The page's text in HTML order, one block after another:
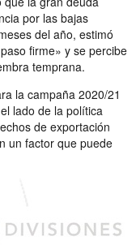
por las bajas
del año, estimó
firme» y se percibe
temprana.
la campaña 2020/21
lado de la política
de exportación
un factor que puede